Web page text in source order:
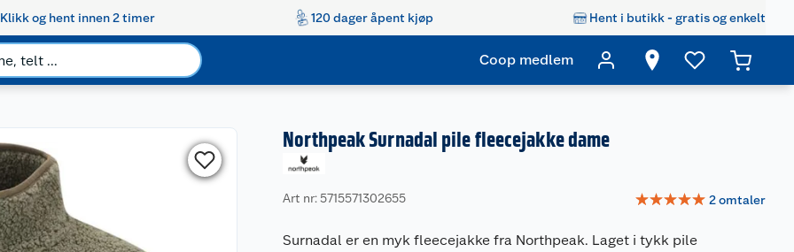
Klikk og hent innen 2 timer 120 dager åpent kjøp Hent i butikk - gratis og enkelt
Coop medlem
Northpeak Surnadal pile fleecejakke dame
Art nr: 5715571302655 ☆☆☆☆☆ 2omtaler
Surnadal er en myk fleecejakke fra Northpeak. Laget i tykk pile